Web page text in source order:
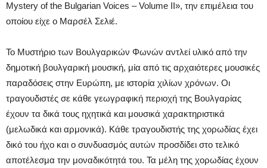
Mystery of the Bulgarian Voices – Volume II», την επιμέλεια του
οποίου είχε ο Μαρσέλ Σελιέ.
Το Μυστήριο των Βουλγαρικών Φωνών αντλεί υλικό από την
δημοτική βουλγαρική μουσική, μία από τις αρχαιότερες μουσικές
παραδόσεις στην Ευρώπη, με ιστορία χιλίων χρόνων. Οι
τραγουδιστές σε κάθε γεωγραφική περιοχή της Βουλγαρίας
έχουν τα δικά τους ηχητικά και μουσικά χαρακτηριστικά
(μελωδικά και αρμονικά). Κάθε τραγουδιστής της χορωδίας έχει
δικό του ήχο και ο συνδυασμός αυτών προσδίδει στο τελικό
αποτέλεσμα την μοναδικότητά του. Τα μέλη της χορωδίας έχουν